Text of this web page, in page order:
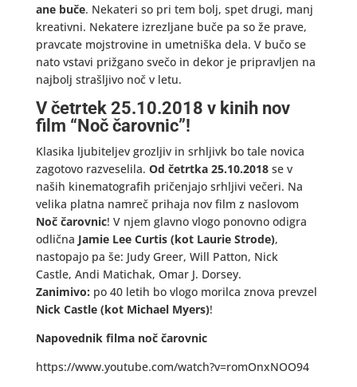
ane buče. Nekateri so pri tem bolj, spet drugi, manj
kreativni. Nekatere izrezljane buče pa so že prave,
pravcate mojstrovine in umetniška dela. V bučo se
nato vstavi prižgano svečo in dekor je pripravljen na
najbolj strašljivo noč v letu.
V četrtek 25.10.2018 v kinih nov
film “Noč čarovnic”!
Klasika ljubiteljev grozljiv in srhljivk bo tale novica
zagotovo razveselila. Od četrtka 25.10.2018se v
naših kinematografih pričenjajo srhljivi večeri. Na
velika platna namreč prihaja nov film z naslovom
Noč čarovnic! V njem glavno vlogo ponovno odigra
odlična Jamie Lee Curtis (kot Laurie Strode),
nastopajo pa še: Judy Greer, Will Patton, Nick
Castle, Andi Matichak, Omar J. Dorsey.
Zanimivo: po 40 letih bo vlogo morilca znova prevzel
Nick Castle (kot Michael Myers)!
Napovednik filma noč čarovnic
https://www.youtube.com/watch?v=romOnxNOO94